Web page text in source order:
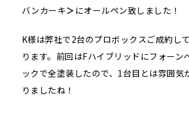
バンカーキ＞ にオールペン致しました！
K様は弊社で2台のプロボックスご成約し
ります。前回はFハイブリッドにフォーン
ックで全塗装したので、1台目とは雰囲気
りましたね！